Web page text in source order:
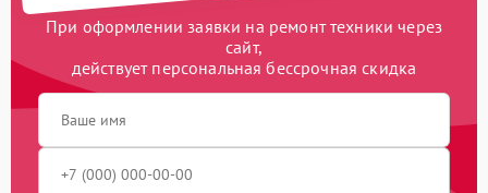
При оформлении заявки на ремонт техники через
сайт,
действует персональная бессрочная скидка